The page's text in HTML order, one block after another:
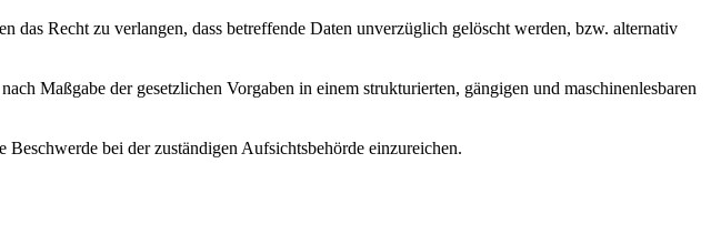
das Recht zu verlangen, dass betreffende Daten unverzüglich gelöscht werden, bzw. alternativ
Maßgabe der gesetzlichen Vorgaben in einem strukturierten, gängigen und maschinenlesbaren
bei der zuständigen Aufsichtsbehörde einzureichen.